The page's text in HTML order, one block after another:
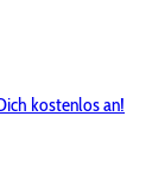
kostenlos an!